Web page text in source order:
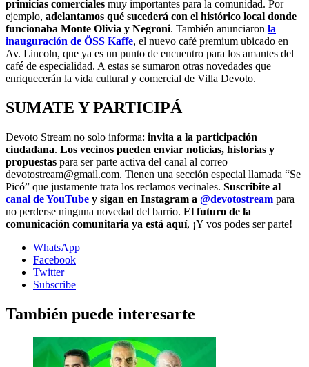
primicias comerciales muy importantes para la comunidad. Por
ejemplo, adelantamos qué sucederá con el histórico local donde
funcionaba Monte Olivia y Negroni. También anunciaron la
inauguración de ÖSS Kaffe, el nuevo café premium ubicado en
Av. Lincoln, que ya es un punto de encuentro para los amantes del
café de especialidad. A estas se sumaron otras novedades que
enriquecerán la vida cultural y comercial de Villa Devoto.
SUMATE Y PARTICIPÁ
Devoto Stream no solo informa: invita a la participación
ciudadana. Los vecinos pueden enviar noticias, historias y
propuestas para ser parte activa del canal al correo
devotostream@gmail.com. Tienen una sección especial llamada “Se
Picó” que justamente trata los reclamos vecinales. Suscribite al
canal de YouTube y sigan en Instagram a @devotostream para
no perderse ninguna novedad del barrio. El futuro de la
comunicación comunitaria ya está aquí, ¡Y vos podes ser parte!
WhatsApp
Facebook
Twitter
Subscribe
También puede interesarte